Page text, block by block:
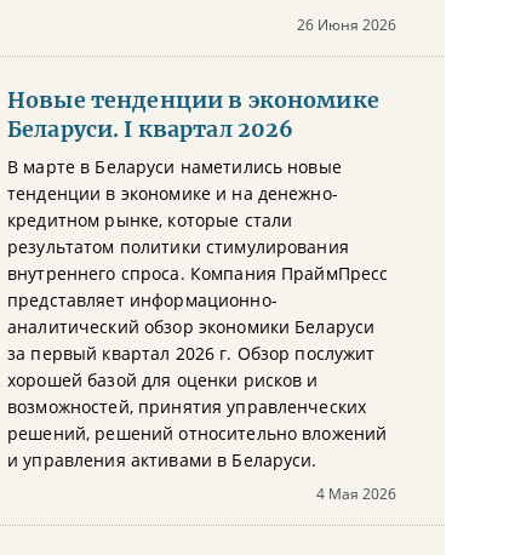
26 Июня 2026
Новые тенденции в экономике
Беларуси. I квартал 2026
В марте в Беларуси наметились новые
тенденции в экономике и на денежно-
кредитном рынке, которые стали
результатом политики стимулирования
внутреннего спроса. Компания ПраймПресс
представляет информационно-
аналитический обзор экономики Беларуси
за первый квартал 2026 г. Обзор послужит
хорошей базой для оценки рисков и
возможностей, принятия управленческих
решений, решений относительно вложений
и управления активами в Беларуси.
4 Мая 2026